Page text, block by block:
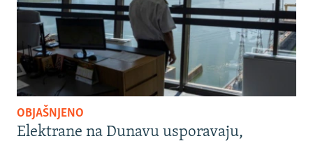
OBJAŠNJENO
Elektrane na Dunavu usporavaju,